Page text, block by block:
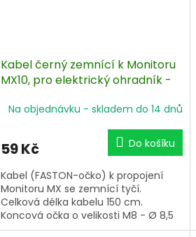
Kabel černý zemnící k Monitoru
MX10, pro elektrický ohradník -
Na objednávku - skladem do 14 dnů
59 Kč Do košíku
Kabel (FASTON-očko) k propojení
Monitoru MX se zemnící tyčí.
Celková délka kabelu 150 cm.
Koncová očka o velikosti M8 - Ø 8,5
mm.